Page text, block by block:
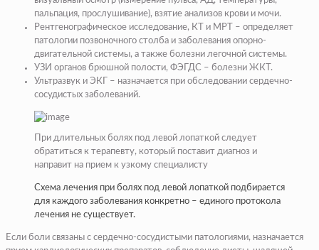
пальпация, прослушивание), взятие анализов крови и мочи.
Рентгенографическое исследование, КТ и МРТ
– определяет
патологии позвоночного столба и заболевания опорно-
двигательной системы, а также болезни легочной системы.
УЗИ органов брюшной полости, ФЭГДС – болезни ЖКТ.
Ультразвук и ЭКГ – назначается при обследовании сердечно-
сосудистых заболеваний.
При длительных болях под левой лопаткой следует
обратиться к терапевту, который поставит диагноз и
направит на прием к узкому специалисту
Схема лечения при болях под левой лопаткой подбирается
для каждого заболевания конкретно – единого протокола
лечения не существует.
Если боли связаны с сердечно-сосудистыми патологиями, назначается